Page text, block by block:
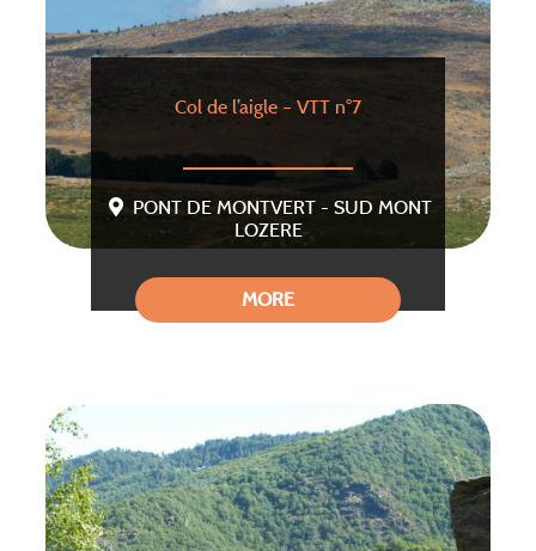
Col de l’aigle – VTT n°7
PONT DE MONTVERT - SUD MONT
LOZERE
MORE